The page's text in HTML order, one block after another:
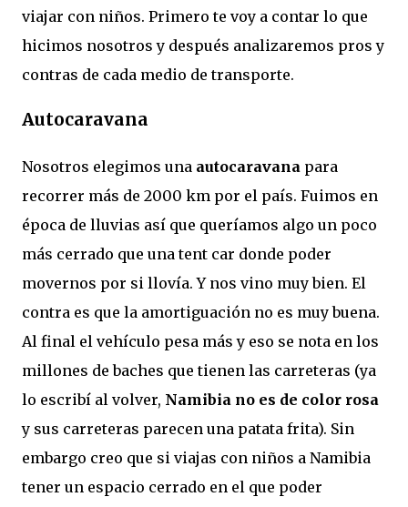
viajar con niños. Primero te voy a contar lo que
hicimos nosotros y después analizaremos pros y
contras de cada medio de transporte.
Autocaravana
Nosotros elegimos una autocaravana para
recorrer más de 2000 km por el país. Fuimos en
época de lluvias así que queríamos algo un poco
más cerrado que una tent car donde poder
movernos por si llovía. Y nos vino muy bien. El
contra es que la amortiguación no es muy buena.
Al final el vehículo pesa más y eso se nota en los
millones de baches que tienen las carreteras (ya
lo escribí al volver, Namibia no es de color rosa
y sus carreteras parecen una patata frita). Sin
embargo creo que si viajas con niños a Namibia
tener un espacio cerrado en el que poder